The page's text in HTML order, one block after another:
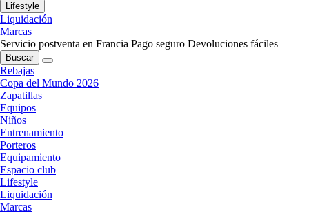
Lifestyle
Liquidación
Marcas
Servicio postventa en Francia Pago seguro Devoluciones fáciles
Buscar
Rebajas
Copa del Mundo 2026
Zapatillas
Equipos
Niños
Entrenamiento
Porteros
Equipamiento
Espacio club
Lifestyle
Liquidación
Marcas